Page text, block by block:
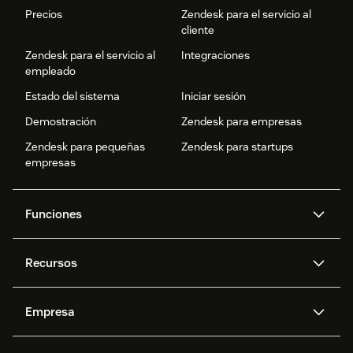
Precios
Zendesk para el servicio al
cliente
Zendesk para el servicio al
empleado
Integraciones
Estado del sistema
Iniciar sesión
Demostración
Zendesk para empresas
Zendesk para pequeñas
empresas
Zendesk para startups
Funciones
IA de Zendesk
datos avanzadas
Gestión de tickets Voz
Recursos
API y programadores
Empresa